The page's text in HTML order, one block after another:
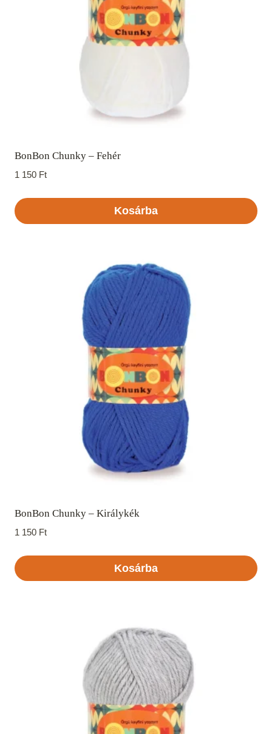
BonBon Chunky – Fehér
1 150 Ft
Kosárba
BonBon Chunky – Királykék
1 150 Ft
Kosárba